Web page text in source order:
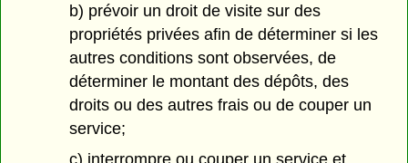
b) prévoir un droit de visite sur des
propriétés privées afin de déterminer si les
autres conditions sont observées, de
déterminer le montant des dépôts, des
droits ou des autres frais ou de couper un
service;